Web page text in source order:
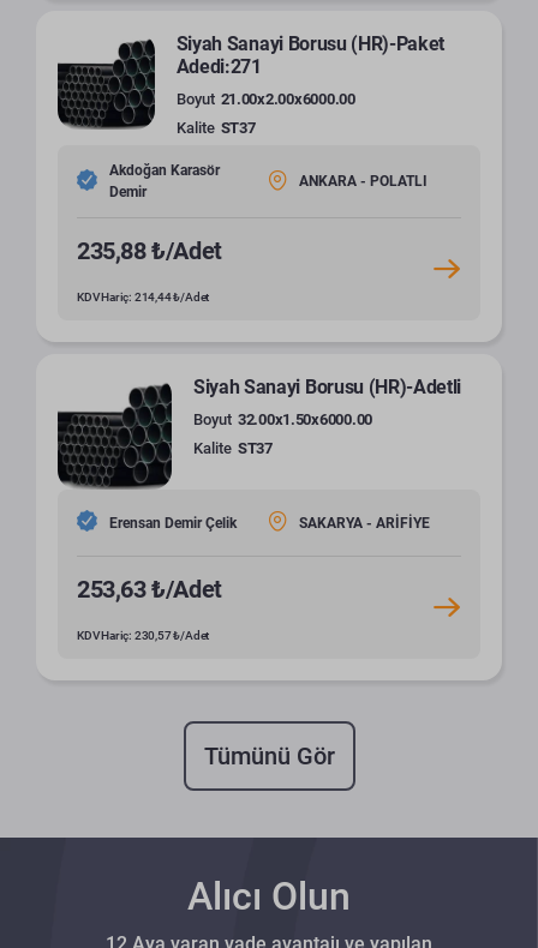
Siyah Sanayi Borusu (HR)-Paket
Adedi:271
Boyut 21.00x2.00x6000.00
Kalite ST37
Akdoğan Karasör
Demir
ANKARA - POLATLI
235,88 ₺/Adet
KDV Hariç: 214,44 ₺/Adet
Siyah Sanayi Borusu (HR)-Adetli
Boyut 32.00x1.50x6000.00
Kalite ST37
Erensan Demir Çelik SAKARYA - ARİFİYE
253,63 ₺/Adet
KDV Hariç: 230,57 ₺/Adet
Tümünü Gör
Alıcı Olun
12 Aya varan vade avantajı ve yapılan